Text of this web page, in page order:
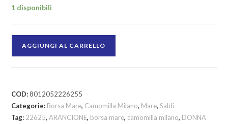
1 disponibili
AGGIUNGI AL CARRELLO
COD:8012052226255
Categorie: Borsa Mare, Camomilla Milano, Mare,Saldi
Tag: 22625,ARANCIONE, borsa mare, camomilla milano, DONNA